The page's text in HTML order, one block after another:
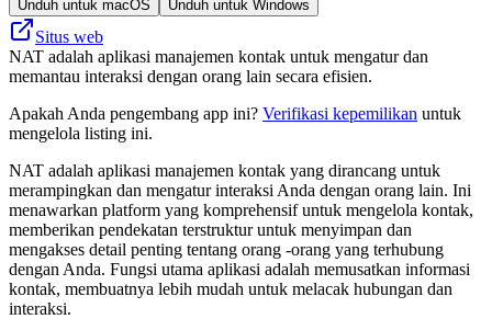
Unduh untuk macOS Unduh untuk Windows
Situs web
NAT adalah aplikasi manajemen kontak untuk mengatur dan
memantau interaksi dengan orang lain secara efisien.
Apakah Anda pengembang app ini? Verifikasi kepemilikan untuk
mengelola listing ini.
NAT adalah aplikasi manajemen kontak yang dirancang untuk
merampingkan dan mengatur interaksi Anda dengan orang lain. Ini
menawarkan platform yang komprehensif untuk mengelola kontak,
memberikan pendekatan terstruktur untuk menyimpan dan
mengakses detail penting tentang orang -orang yang terhubung
dengan Anda. Fungsi utama aplikasi adalah memusatkan informasi
kontak, membuatnya lebih mudah untuk melacak hubungan dan
interaksi.